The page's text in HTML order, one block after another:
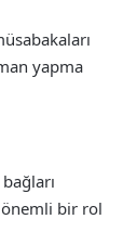
yapma
önemli bir rol